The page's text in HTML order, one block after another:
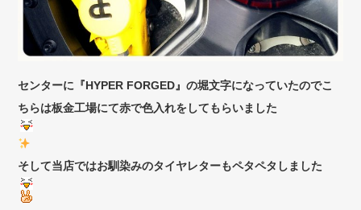
センターに『HYPER FORGED』の堀文字になっていたのでこ
ちらは板金工場にて赤で色入れをしてもらいました
そして当店ではお馴染みのタイヤレターもペタペタしました